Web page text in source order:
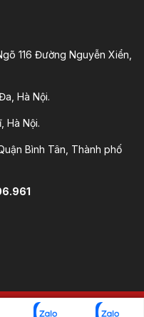
116 Đường Nguyễn Xiển,
Hà Nội.
Hà Nội.
Bình Tân, Thành phố
VỤ & SẢN XUẤT BAO